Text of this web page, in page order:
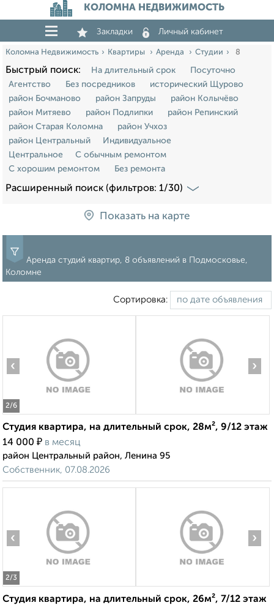
КОЛОМНА НЕДВИЖИМОСТЬ
Закладки Личный кабинет
Коломна Недвижимость Квартиры Аренда Студии 8
Быстрый поиск: На длительный срок
Посуточно
Агентство
Без посредников
исторический Щурово
район Бочманово
район Запруды
район Колычёво
район Митяево
район Подлипки
район Репинский
район Старая Коломна
район Учхоз
район Центральный
Индивидуальное
Центральное
С обычным ремонтом
С хорошим ремонтом
Без ремонта
Расширенный поиск (фильтров: 1/30)
Показать на карте
Аренда студий квартир, 8 объявлений в Подмосковье,
Коломне
Сортировка:
2/6
‹ ›
Студия квартира, на длительный срок, 28м², 9/12 этаж
14 000 ₽ в месяц
район Центральный район, Ленина 95
Собственник, 07.08.2026
2/3
‹ ›
Студия квартира, на длительный срок, 26м², 7/12 этаж